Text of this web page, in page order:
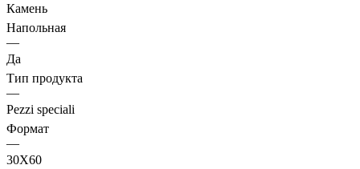
Камень
Напольная
—
Да
Тип продукта
—
Pezzi speciali
Формат
—
30X60